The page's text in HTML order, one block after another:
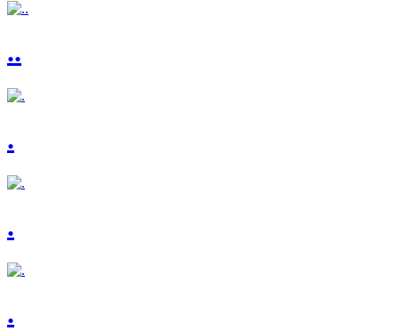
..
.
.
.